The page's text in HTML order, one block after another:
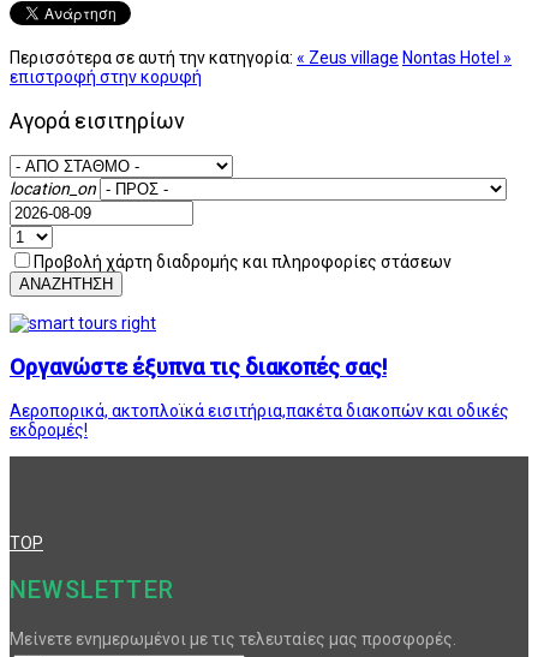
Περισσότερα σε αυτή την κατηγορία: « Zeus village Nontas Hotel »
επιστροφή στην κορυφή
Αγορά εισιτηρίων
location_on
Προβολή χάρτη διαδρομής και πληροφορίες στάσεων
ΑΝΑΖΗΤΗΣΗ
Οργανώστε έξυπνα τις διακοπές σας!
Αεροπορικά, ακτοπλοϊκά εισιτήρια,πακέτα διακοπών και οδικές
εκδρομές!
TOP
NEWSLETTER
Μείνετε ενημερωμένοι με τις τελευταίες μας προσφορές.